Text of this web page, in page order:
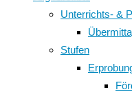
Unterrichts- &
Stufen